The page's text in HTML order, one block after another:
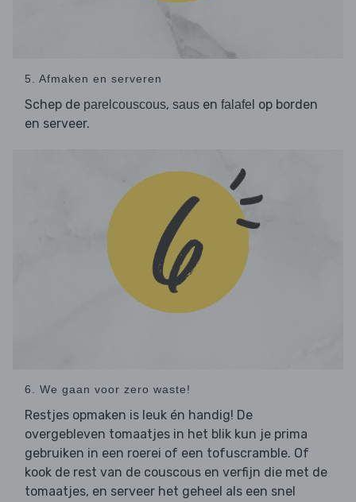
5. Afmaken en serveren
Schep de parelcouscous, saus en falafel op borden
en serveer.
6. We gaan voor zero waste!
Restjes opmaken is leuk én handig! De
overgebleven tomaatjes in het blik kun je prima
gebruiken in een roerei of een tofuscramble. Of
kook de rest van de couscous en verfijn die met de
tomaatjes, en serveer het geheel als een snel